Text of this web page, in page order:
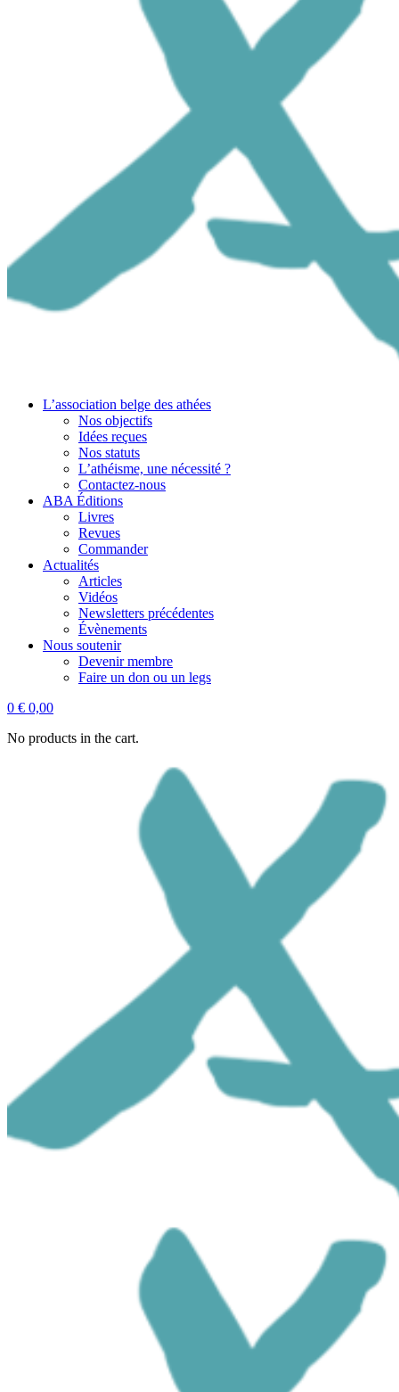
L’association belge des athées
Nos objectifs
Idées reçues
Nos statuts
L’athéisme, une nécessité ?
Contactez-nous
ABA Éditions
Livres
Revues
Commander
Actualités
Articles
Vidéos
Newsletters précédentes
Évènements
Nous soutenir
Devenir membre
Faire un don ou un legs
0 € 0,00
No products in the cart.